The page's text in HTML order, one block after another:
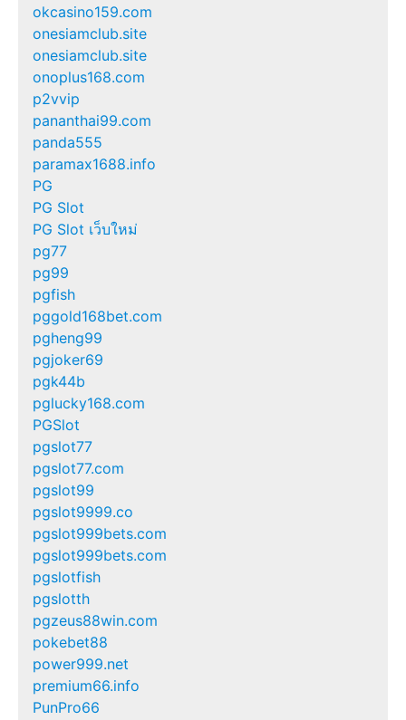
okcasino159.com
onesiamclub.site
onesiamclub.site
onoplus168.com
p2vvip
pananthai99.com
panda555
paramax1688.info
PG
PG Slot
PG Slot เว็บใหม่
pg77
pg99
pgfish
pggold168bet.com
pgheng99
pgjoker69
pgk44b
pglucky168.com
PGSlot
pgslot77
pgslot77.com
pgslot99
pgslot9999.co
pgslot999bets.com
pgslot999bets.com
pgslotfish
pgslotth
pgzeus88win.com
pokebet88
power999.net
premium66.info
PunPro66